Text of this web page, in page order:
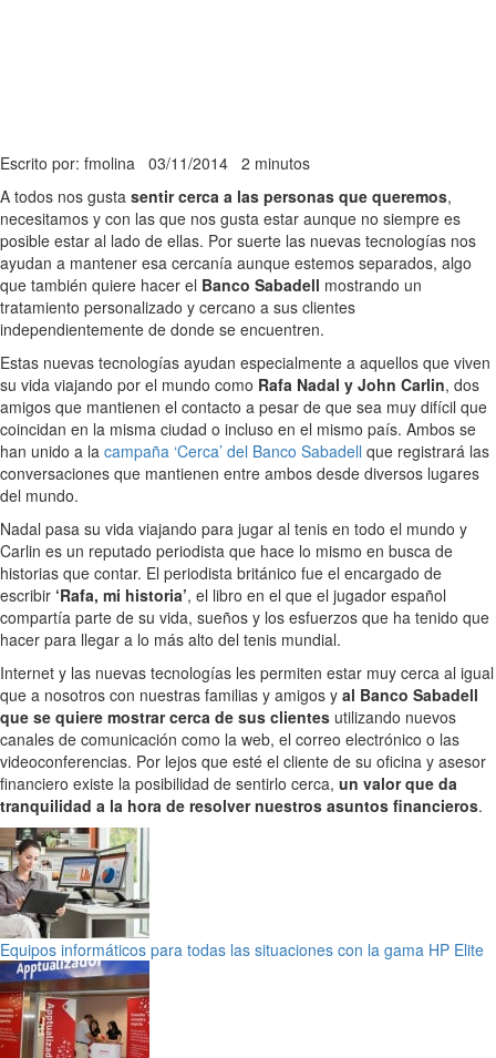
Escrito por: fmolina 03/11/2014 2 minutos
A todos nos gusta sentir cerca a las personas que queremos,
necesitamos y con las que nos gusta estar aunque no siempre es
posible estar al lado de ellas. Por suerte las nuevas tecnologías nos
ayudan a mantener esa cercanía aunque estemos separados, algo
que también quiere hacer el Banco Sabadell mostrando un
tratamiento personalizado y cercano a sus clientes
independientemente de donde se encuentren.
Estas nuevas tecnologías ayudan especialmente a aquellos que viven
su vida viajando por el mundo como Rafa Nadal y John Carlin, dos
amigos que mantienen el contacto a pesar de que sea muy difícil que
coincidan en la misma ciudad o incluso en el mismo país. Ambos se
han unido a la campaña ‘Cerca’ del Banco Sabadell que registrará las
conversaciones que mantienen entre ambos desde diversos lugares
del mundo.
Nadal pasa su vida viajando para jugar al tenis en todo el mundo y
Carlin es un reputado periodista que hace lo mismo en busca de
historias que contar. El periodista británico fue el encargado de
escribir ‘Rafa, mi historia’, el libro en el que el jugador español
compartía parte de su vida, sueños y los esfuerzos que ha tenido que
hacer para llegar a lo más alto del tenis mundial.
Internet y las nuevas tecnologías les permiten estar muy cerca al igual
que a nosotros con nuestras familias y amigos y al Banco Sabadell
que se quiere mostrar cerca de sus clientes utilizando nuevos
canales de comunicación como la web, el correo electrónico o las
videoconferencias. Por lejos que esté el cliente de su oficina y asesor
financiero existe la posibilidad de sentirlo cerca, un valor que da
tranquilidad a la hora de resolver nuestros asuntos financieros.
Equipos informáticos para todas las situaciones con la gama HP Elite